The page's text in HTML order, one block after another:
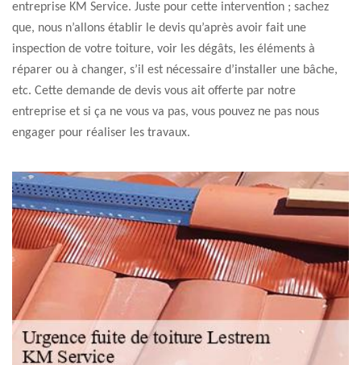
entreprise KM Service. Juste pour cette intervention ; sachez
que, nous n’allons établir le devis qu’après avoir fait une
inspection de votre toiture, voir les dégâts, les éléments à
réparer ou à changer, s’il est nécessaire d’installer une bâche,
etc. Cette demande de devis vous ait offerte par notre
entreprise et si ça ne vous va pas, vous pouvez ne pas nous
engager pour réaliser les travaux.